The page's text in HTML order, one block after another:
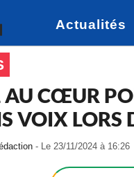
Actualités
AU CŒUR
VOIX LORS
- Le 23/11/2024 à 16:26